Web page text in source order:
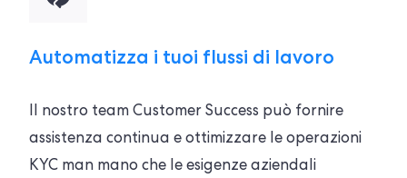
Automatizza i tuoi flussi di lavoro
Il nostro team Customer Success può fornire
assistenza continua e ottimizzare le operazioni
KYC man mano che le esigenze aziendali